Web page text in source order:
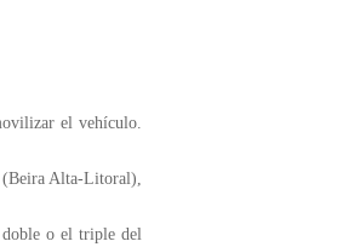
el vehículo.
(Beira Alta-Litoral),
doble o el triple del